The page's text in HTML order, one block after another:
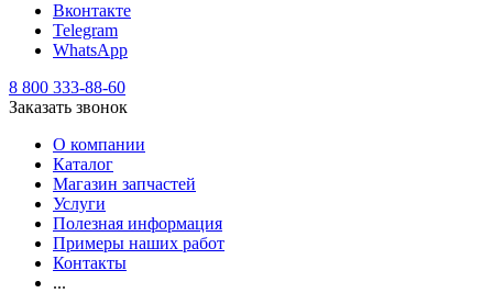
Вконтакте
Telegram
WhatsApp
8 800 333-88-60
Заказать звонок
О компании
Каталог
Магазин запчастей
Услуги
Полезная информация
Примеры наших работ
Контакты
...